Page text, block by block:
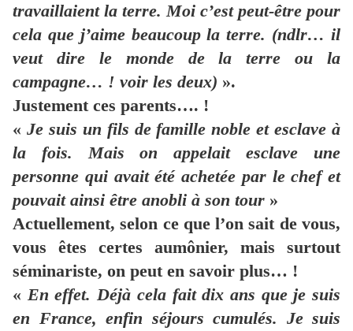
travaillaient la terre. Moi c’est peut-être pour
cela que j’aime beaucoup la terre. (ndlr… il
veut dire le monde de la terre ou la
campagne… ! voir les deux) ».
Justement ces parents…. !
« Je suis un fils de famille noble et esclave à
la fois. Mais on appelait esclave une
personne qui avait été achetée par le chef et
pouvait ainsi être anobli à son tour »
Actuellement, selon ce que l’on sait de vous,
vous êtes certes aumônier, mais surtout
séminariste, on peut en savoir plus… !
« En effet. Déjà cela fait dix ans que je suis
en France, enfin séjours cumulés. Je suis